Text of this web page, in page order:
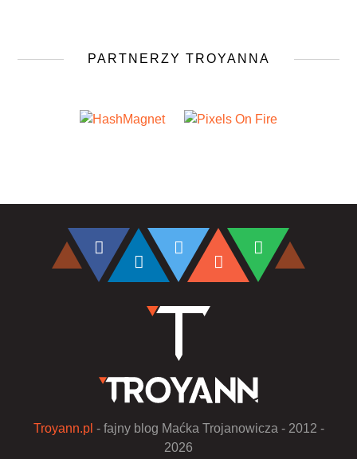
PARTNERZY TROYANNA
Troyann.pl - fajny blog Maćka Trojanowicza - 2012 -
2026